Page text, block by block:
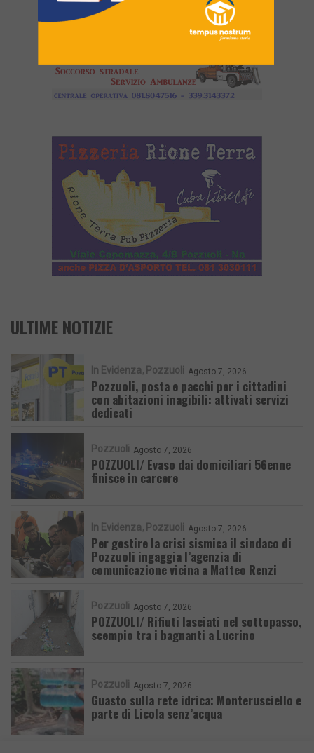
ULTIME NOTIZIE
In Evidenza Pozzuoli Agosto 7, 2026
Pozzuoli, posta e pacchi per i cittadini
con abitazioni inagibili: attivati servizi
dedicati
Pozzuoli Agosto 7, 2026
POZZUOLI/ Evaso dai domiciliari 56enne
finisce in carcere
In Evidenza Pozzuoli Agosto 7, 2026
Per gestire la crisi sismica il sindaco di
Pozzuoli ingaggia l’agenzia di
comunicazione vicina a Matteo Renzi
Pozzuoli Agosto 7, 2026
POZZUOLI/ Rifiuti lasciati nel sottopasso,
scempio tra i bagnanti a Lucrino
Pozzuoli Agosto 7, 2026
Guasto sulla rete idrica: Monterusciello e
parte di Licola senz’acqua